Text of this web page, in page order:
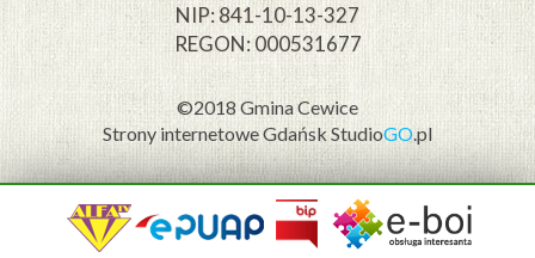
NIP: 841-10-13-327
REGON: 000531677
©2018 Gmina Cewice
Strony internetowe GdańskStudioGO.pl